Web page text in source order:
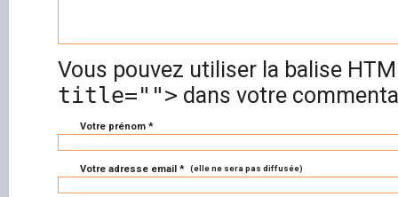
Vous pouvez utiliser la balise
title=""> dans votre
Votre prénom *
Votre adresse email * (elle ne sera pas diffusée)